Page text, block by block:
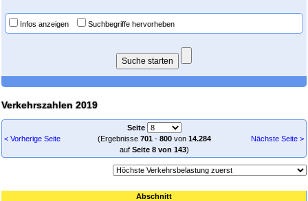
Infos anzeigen Suchbegriffe hervorheben
Verkehrszahlen 2019
< Vorherige Seite
Seite
(Ergebnisse 701- 800von 14.284
auf Seite 8 von 143)
Nächste Seite >
Abschnitt